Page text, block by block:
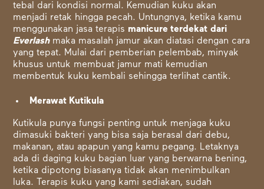
tebal dari kondisi normal. Kemudian kuku akan
menjadi retak hingga pecah. Untungnya, ketika kamu
menggunakan jasa terapis manicure terdekat dari
Everlashmaka masalah jamur akan diatasi dengan cara
yang tepat. Mulai dari pemberian pelembab, minyak
khusus untuk membuat jamur mati kemudian
membentuk kuku kembali sehingga terlihat cantik.
Merawat Kutikula
Kutikula punya fungsi penting untuk menjaga kuku
dimasuki bakteri yang bisa saja berasal dari debu,
makanan, atau apapun yang kamu pegang. Letaknya
ada di daging kuku bagian luar yang berwarna bening,
ketika dipotong biasanya tidak akan menimbulkan
luka. Terapis kuku yang kami sediakan, sudah